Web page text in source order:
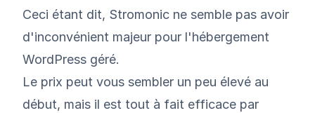
Ceci étant dit, Stromonic ne semble pas avoir
d'inconvénient majeur pour l'hébergement
WordPress géré.
Le prix peut vous sembler un peu élevé au
début, mais il est tout à fait efficace par